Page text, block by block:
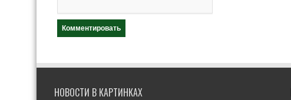
НОВОСТИ В КАРТИНКАХ